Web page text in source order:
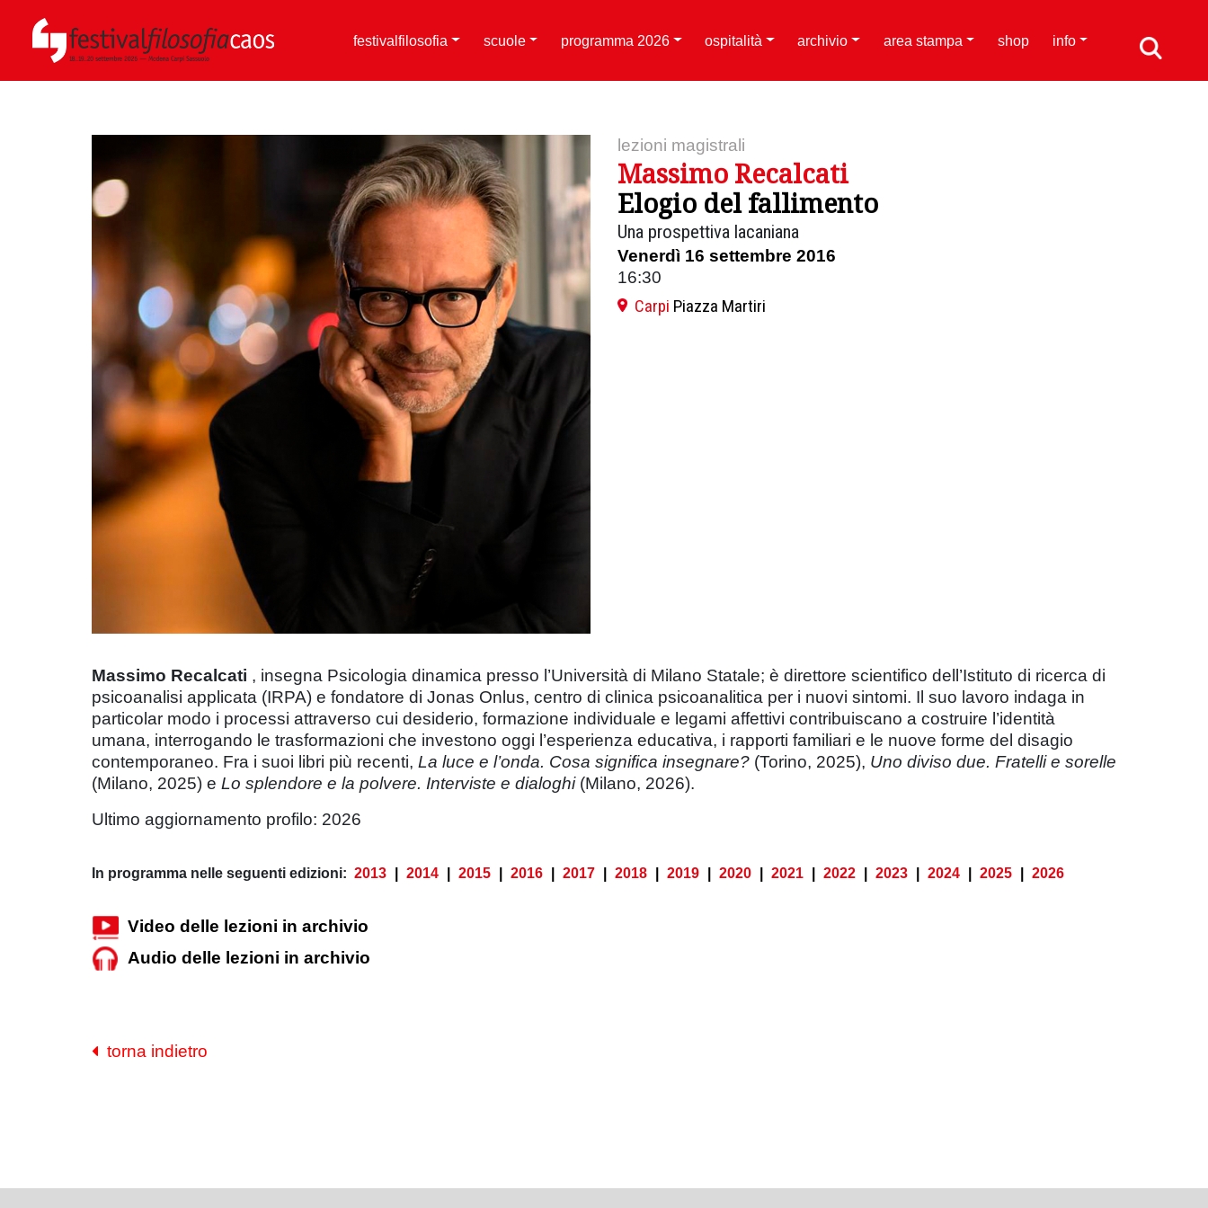
festivalfilosofia scuole programma 2026 ospitalità archivio area stampa shop info
lezioni magistrali
Massimo Recalcati
Elogio del fallimento
Una prospettiva lacaniana
Venerdì 16 settembre 2016
16:30
Carpi Piazza Martiri
Massimo Recalcati , insegna Psicologia dinamica presso l’Università di Milano Statale; è direttore scientifico dell’Istituto di ricerca di
psicoanalisi applicata (IRPA) e fondatore di Jonas Onlus, centro di clinica psicoanalitica per i nuovi sintomi. Il suo lavoro indaga in
particolar modo i processi attraverso cui desiderio, formazione individuale e legami affettivi contribuiscano a costruire l’identità
umana, interrogando le trasformazioni che investono oggi l’esperienza educativa, i rapporti familiari e le nuove forme del disagio
contemporaneo. Fra i suoi libri più recenti, La luce e l’onda. Cosa significa insegnare? (Torino, 2025), Uno diviso due. Fratelli e sorelle
(Milano, 2025) e Lo splendore e la polvere. Interviste e dialoghi(Milano, 2026).
Ultimo aggiornamento profilo: 2026
In programma nelle seguenti edizioni: 2013 2014 2015 2016 2017 2018 2019 2020 2021 2022 2023 2024 2025 2026
Video delle lezioni in archivio
Audio delle lezioni in archivio
torna indietro